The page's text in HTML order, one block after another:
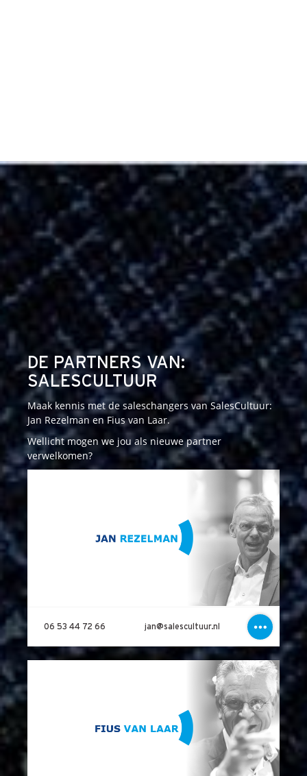
DE PARTNERS VAN:
SALESCULTUUR
Maak kennis met de saleschangers van SalesCultuur:
Jan Rezelman en Fius van Laar.
Wellicht mogen we jou als nieuwe partner
verwelkomen?
06 53 44 72 66 jan@salescultuur.nl